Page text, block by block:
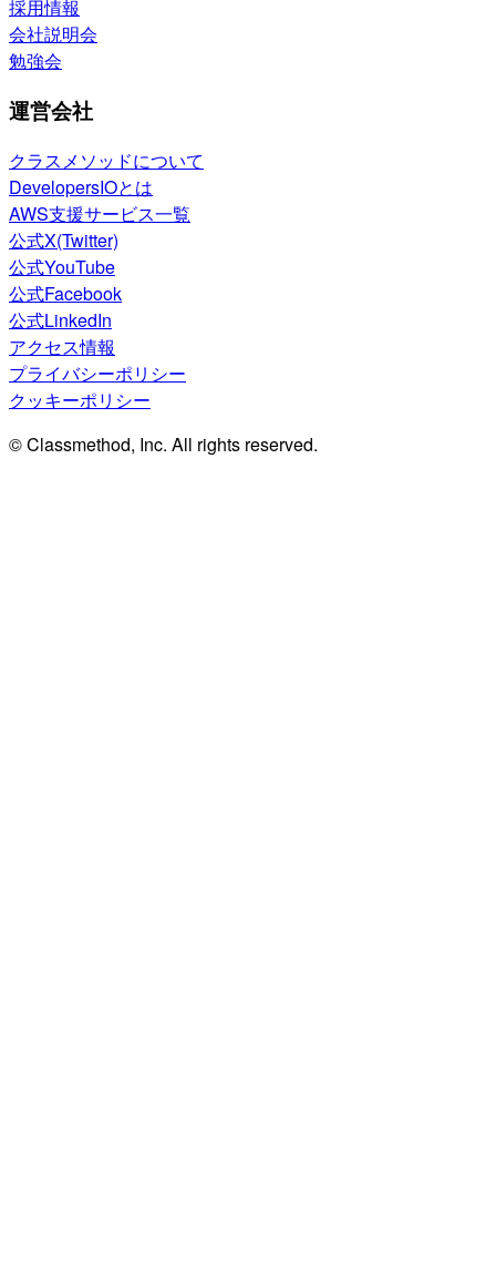
採用情報
会社説明会
勉強会
運営会社
クラスメソッドについて
DevelopersIOとは
AWS支援サービス一覧
公式X(Twitter)
公式YouTube
公式Facebook
公式LinkedIn
アクセス情報
プライバシーポリシー
クッキーポリシー
© Classmethod, Inc. All rights reserved.